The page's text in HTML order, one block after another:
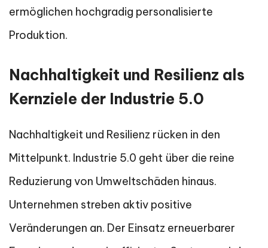
ermöglichen hochgradig personalisierte
Produktion.
Nachhaltigkeit und Resilienz als
Kernziele der Industrie 5.0
Nachhaltigkeit und Resilienz rücken in den
Mittelpunkt. Industrie 5.0 geht über die reine
Reduzierung von Umweltschäden hinaus.
Unternehmen streben aktiv positive
Veränderungen an. Der Einsatz erneuerbarer